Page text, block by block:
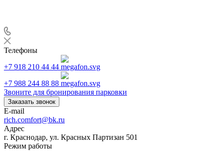
Телефоны
+7 918 210 44 44
+7 988 244 88 88
Звоните для бронирования парковки
Заказать звонок
E-mail
rich.comfort@bk.ru
Адрес
г. Краснодар, ул. Красных Партизан 501
Режим работы